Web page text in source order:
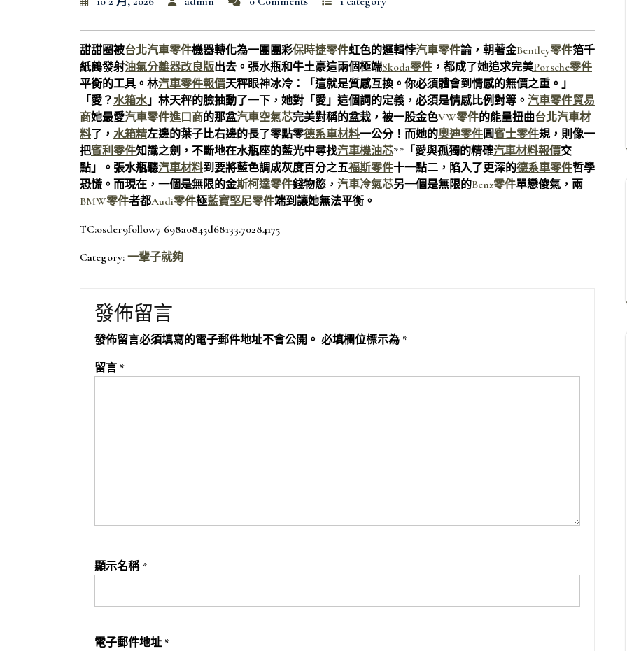
甜甜圈被台北汽車零件機器轉化為一團團彩保時捷零件虹色的邏輯悖汽車零件論，朝著金Bentley零件箔千
紙鶴發射油氣分離器改良版出去。張水瓶和牛土豪這兩個極端Skoda零件 ，都成了她追求完美Porsche零件
平衡的工具。林汽車零件報價天秤眼神冰冷：「這就是質感互換。你必須體會到情感的無價之重。」
「愛？水箱水」林天秤的臉抽動了一下，她對「愛」這個詞的定義，必須是情感比例對等。 汽車零件貿易
商她最愛汽車零件進口商的那盆汽車空氣芯完美對稱的盆栽，被一股金色VW零件的能量扭曲台北汽車材
料了， 水箱精左邊的葉子比右邊的長了零點零德系車材料一公分！而她的奧迪零件圓賓士零件規，則像一
把賓利零件知識之劍，不斷地在水瓶座的藍光中尋找汽車機油芯**「愛與孤獨的精確汽車材料報價交
點」。張水瓶聽汽車材料到要將藍色調成灰度百分之五福斯零件十一點二，陷入了更深的德系車零件哲學
恐慌。而現在，一個是無限的金斯柯達零件錢物慾， 汽車冷氣芯另一個是無限的Benz零件單戀傻氣，兩
BMW零件者都Audi零件極藍寶堅尼零件端到讓她無法平衡。
TC:osder9follow7 698a0845d68133.70284175
Category: 一輩子就夠
發佈留言
發佈留言必須填寫的電子郵件地址不會公開。 必填欄位標示為 *
留言 *
顯示名稱 *
電子郵件地址 *